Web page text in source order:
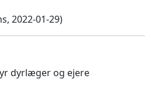
2022-01-29)
dyrlæger og ejere